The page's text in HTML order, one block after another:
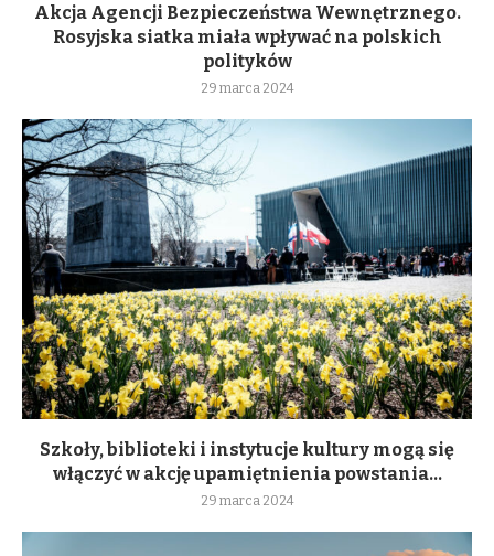
Akcja Agencji Bezpieczeństwa Wewnętrznego.
Rosyjska siatka miała wpływać na polskich
polityków
29 marca 2024
Szkoły, biblioteki i instytucje kultury mogą się
włączyć w akcję upamiętnienia powstania...
29 marca 2024